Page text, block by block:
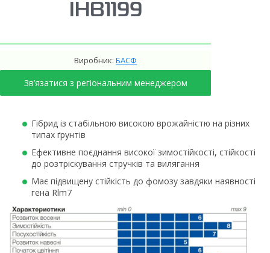
ІНВ1199
Виробник: БАСФ
Зв’язатися з регіональним менеджером
Гібрид із стабільною високою врожайністю на різних
типах ґрунтів
Ефективне поєднання високої зимостійкості, стійкості
до розтріскування стручків та вилягання
Має підвищену стійкість до фомозу завдяки наявності
гена Rlm7